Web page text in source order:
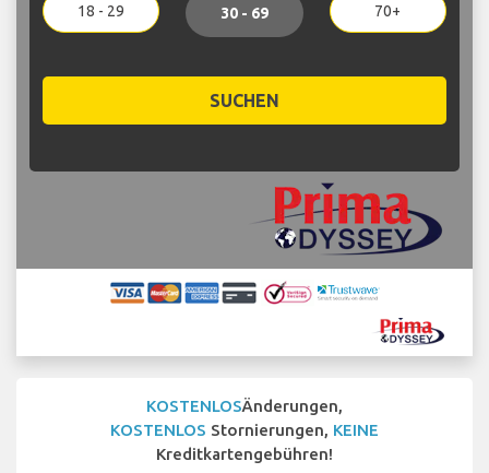
18 - 29 30 - 69 70+
SUCHEN
KOSTENLOSÄnderungen,
KOSTENLOS Stornierungen, KEINE
Kreditkartengebühren!